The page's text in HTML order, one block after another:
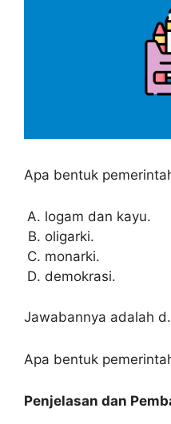
Apa bentuk
logam dan kayu.
oligarki.
monarki.
demokrasi.
Jawabannya adalah
Apa bentuk
Penjelasan dan